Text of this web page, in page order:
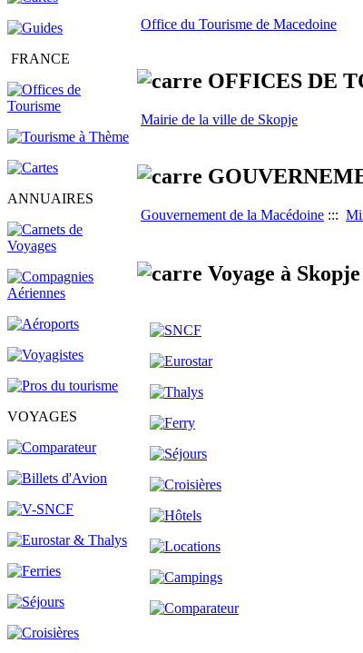
FRANCE
ANNUAIRES
VOYAGES
Office du Tourisme de Macedoine
OFFICES DE
Mairie de la ville de Skopje
Gouvernement de la Macédoine :::
Voyage à